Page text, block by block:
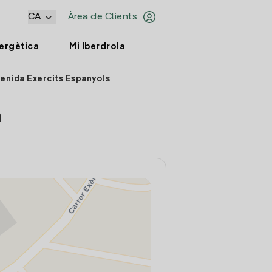
Àrea de Clients
CA
Mi Iberdrola
Exercits Espanyols